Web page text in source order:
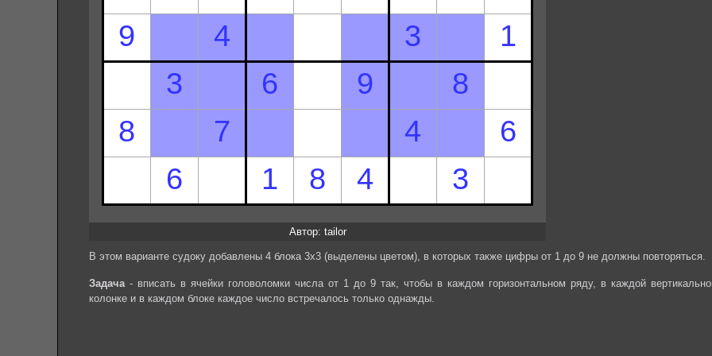
Автор: tailor
В этом варианте судоку добавлены 4 блока 3х3 (выделены цветом), в которых также цифры от 1 до 9 не должны повторяться.
Задача- вписать в ячейки головоломки числа от 1 до 9 так, чтобы в каждом горизонтальном ряду, в каждой
колонке и в каждом блоке каждое число встречалось только однажды.